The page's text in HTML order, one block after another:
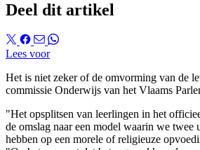
Deel dit artikel
Lees voor
Het is niet zeker of de omvorming van de
commissie Onderwijs van het Vlaams
"Het opsplitsen van leerlingen in het
de omslag naar een model waarin we
hebben op een morele of religieuze